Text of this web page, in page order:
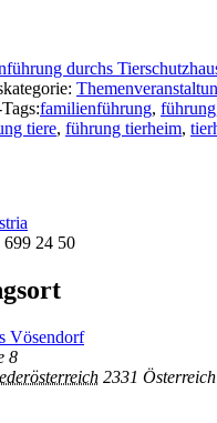
durchs
familienführung, führung
tiere, führung tierheim,
699 24 50
Vösendorf
8
2331 Österreich